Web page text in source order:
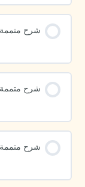
شرح متممة
شرح متممة
شرح متممة